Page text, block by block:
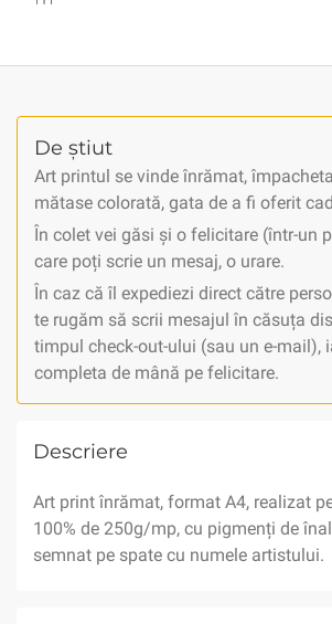
De știut
Art printul se vinde înrămat,
mătase colorată, gata de a fi oferit
În colet vei găsi și o felicitare (într-un
care poți scrie un mesaj, o urare.
În caz că îl expediezi direct către
te rugăm să scrii mesajul în căsuța
timpul check-out-ului (sau un e-mail),
completa de mână pe felicitare.
Descriere
Art print înrămat, format A4, realizat
100% de 250g/mp, cu pigmenți de
semnat pe spate cu numele artistului.